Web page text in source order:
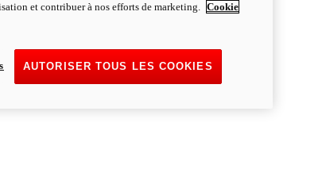
et contribuer à nos efforts de marketing. Cookie
AUTORISER TOUS LES COOKIES